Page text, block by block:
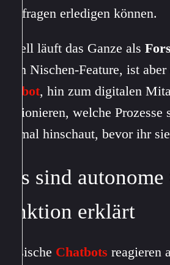
Rückfragen erledigen können.
Aktuell läuft das Ganze als
einem Nischen-Feature, ist
Chatbot, hin zum digitalen
funktionieren, welche
zweimal hinschaut, bevor ihr
Was sind
Funktion erklärt
Klassische Chatbots reagieren